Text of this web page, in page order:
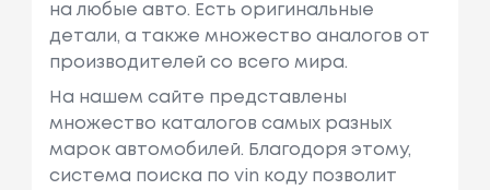
на любые авто. Есть оригинальные
детали, а также множество аналогов от
производителей со всего мира.
На нашем сайте представлены
множество каталогов самых разных
марок автомобилей. Благодоря этому,
система поиска по vin коду позволит